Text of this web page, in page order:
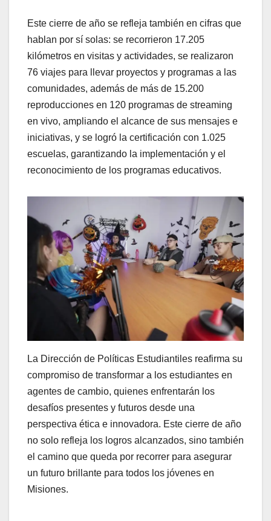
Este cierre de año se refleja también en cifras que
hablan por sí solas: se recorrieron 17.205
kilómetros en visitas y actividades, se realizaron
76 viajes para llevar proyectos y programas a las
comunidades, además de más de 15.200
reproducciones en 120 programas de streaming
en vivo, ampliando el alcance de sus mensajes e
iniciativas, y se logró la certificación con 1.025
escuelas, garantizando la implementación y el
reconocimiento de los programas educativos.
La Dirección de Políticas Estudiantiles reafirma su
compromiso de transformar a los estudiantes en
agentes de cambio, quienes enfrentarán los
desafíos presentes y futuros desde una
perspectiva ética e innovadora. Este cierre de año
no solo refleja los logros alcanzados, sino también
el camino que queda por recorrer para asegurar
un futuro brillante para todos los jóvenes en
Misiones.